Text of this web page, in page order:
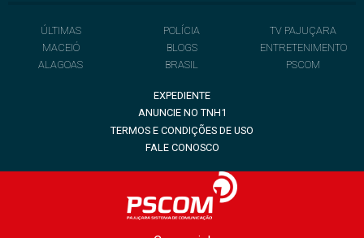
ÚLTIMAS
MACEIÓ
ALAGOAS
POLÍCIA
BLOGS
BRASIL
TV PAJUÇARA
ENTRETENIMENTO
PSCOM
EXPEDIENTE
ANUNCIE NO TNH1
TERMOS E CONDIÇÕES DE USO
FALE CONOSCO